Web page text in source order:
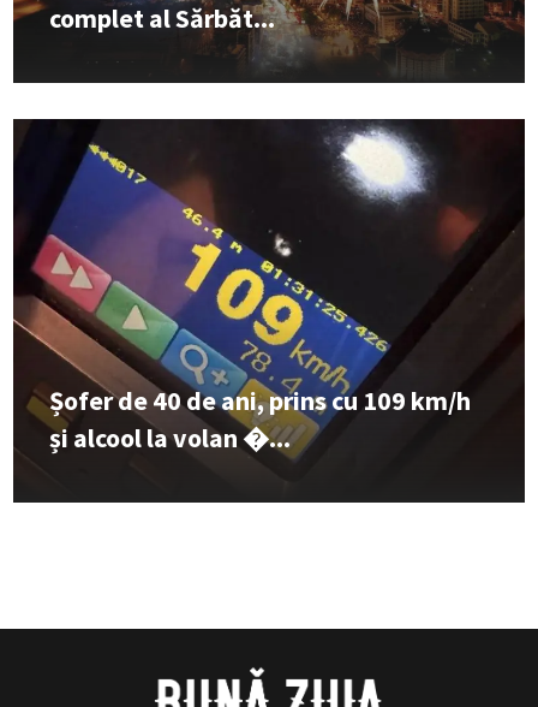
complet al Sărbăt...
Șofer de 40 de ani, prins cu 109 km/h
și alcool la volan �...